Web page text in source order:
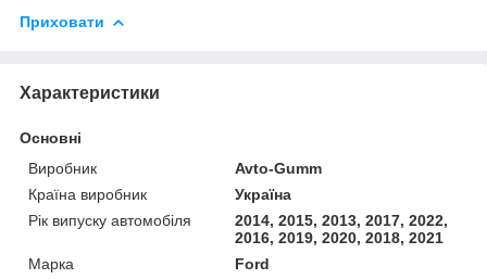
Приховати
Характеристики
Основні
Виробник
Avto-Gumm
Країна виробник
Україна
Рік випуску автомобіля
2014, 2015, 2013, 2017, 2022,
2016, 2019, 2020, 2018, 2021
Марка
Ford